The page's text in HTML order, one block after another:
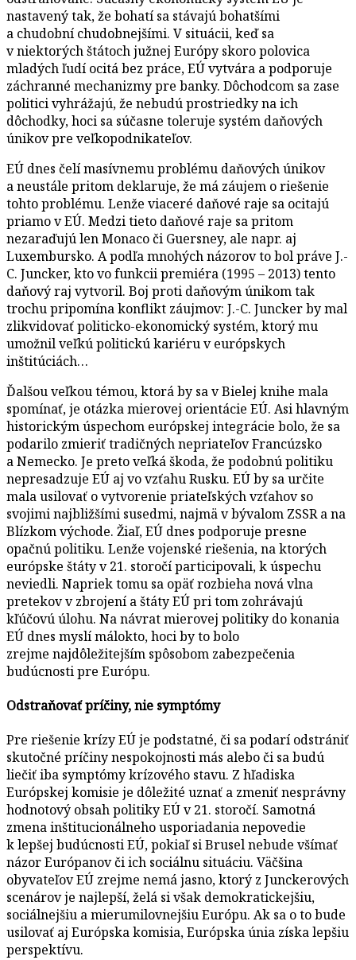
nastavený tak, že bohatí sa stávajú bohatšími
a chudobní chudobnejšími. V situácii, keď sa
v niektorých štátoch južnej Európy skoro polovica
mladých ľudí ocitá bez práce, EÚ vytvára a podporuje
záchranné mechanizmy pre banky. Dôchodcom sa zase
politici vyhrážajú, že nebudú prostriedky na ich
dôchodky, hoci sa súčasne toleruje systém daňových
únikov pre veľkopodnikateľov.
EÚ dnes čelí masívnemu problému daňových únikov
a neustále pritom deklaruje, že má záujem o riešenie
tohto problému. Lenže viaceré daňové raje sa ocitajú
priamo v EÚ. Medzi tieto daňové raje sa pritom
nezaraďujú len Monaco či Guersney, ale napr. aj
Luxembursko. A podľa mnohých názorov to bol práve J.-
C. Juncker, kto vo funkcii premiéra (1995 – 2013) tento
daňový raj vytvoril. Boj proti daňovým únikom tak
trochu pripomína konflikt záujmov: J.-C. Juncker by mal
zlikvidovať politicko-ekonomický systém, ktorý mu
umožnil veľkú politickú kariéru v európskych
inštitúciách…
Ďalšou veľkou témou, ktorá by sa v Bielej knihe mala
spomínať, je otázka mierovej orientácie EÚ. Asi hlavným
historickým úspechom európskej integrácie bolo, že sa
podarilo zmieriť tradičných nepriateľov Francúzsko
a Nemecko. Je preto veľká škoda, že podobnú politiku
nepresadzuje EÚ aj vo vzťahu Rusku. EÚ by sa určite
mala usilovať o vytvorenie priateľských vzťahov so
svojimi najbližšími susedmi, najmä v bývalom ZSSR a na
Blízkom východe. Žiaľ, EÚ dnes podporuje presne
opačnú politiku. Lenže vojenské riešenia, na ktorých
európske štáty v 21. storočí participovali, k úspechu
neviedli. Napriek tomu sa opäť rozbieha nová vlna
pretekov v zbrojení a štáty EÚ pri tom zohrávajú
kľúčovú úlohu. Na návrat mierovej politiky do konania
EÚ dnes myslí málokto, hoci by to bolo
zrejme najdôležitejším spôsobom zabezpečenia
budúcnosti pre Európu.
Odstraňovať príčiny, nie symptómy
Pre riešenie krízy EÚ je podstatné, či sa podarí odstrániť
skutočné príčiny nespokojnosti más alebo či sa budú
liečiť iba symptómy krízového stavu. Z hľadiska
Európskej komisie je dôležité uznať a zmeniť nesprávny
hodnotový obsah politiky EÚ v 21. storočí. Samotná
zmena inštitucionálneho usporiadania nepovedie
k lepšej budúcnosti EÚ, pokiaľ si Brusel nebude všímať
názor Európanov či ich sociálnu situáciu. Väčšina
obyvateľov EÚ zrejme nemá jasno, ktorý z Junckerových
scenárov je najlepší, želá si však demokratickejšiu,
sociálnejšiu a mierumilovnejšiu Európu. Ak sa o to bude
usilovať aj Európska komisia, Európska únia získa lepšiu
perspektívu.